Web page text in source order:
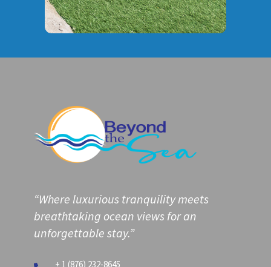
“Where luxurious tranquility meets
breathtaking ocean views for an
unforgettable stay.”
+ 1 (876) 232-8645